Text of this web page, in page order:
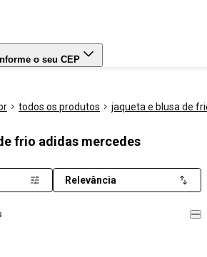
Informe o seu CEP
todos os produtos jaqueta e blusa de
frio adidas mercedes
Relevância